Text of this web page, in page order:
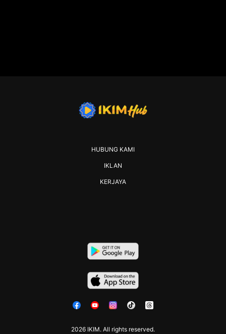
2026 IKIM. All rights reserved.
HUBUNG KAMI
IKLAN
KERJAYA